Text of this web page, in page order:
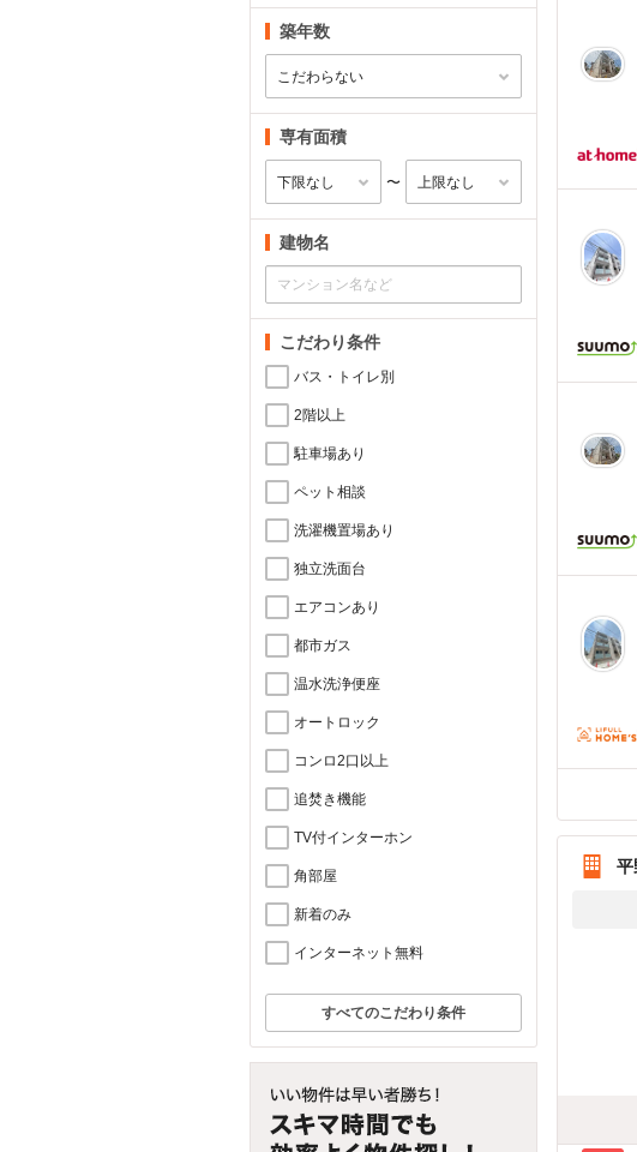
築年数
専有面積
〜
建物名
こだわり条件
バス・トイレ別
2階以上
駐車場あり
ペット相談
洗濯機置場あり
独立洗面台
エアコンあり
都市ガス
温水洗浄便座
オートロック
コンロ2口以上
追焚き機能
TV付インターホン
角部屋
新着のみ
インターネット無料
すべてのこだわり条件
平